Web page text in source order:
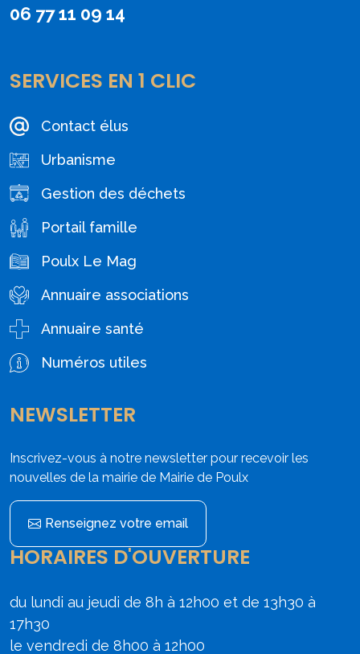
06 77 11 09 14
SERVICES EN 1 CLIC
Contact élus
Urbanisme
Gestion des déchets
Portail famille
Poulx Le Mag
Annuaire associations
Annuaire santé
Numéros utiles
NEWSLETTER
Inscrivez-vous à notre newsletter pour recevoir les
nouvelles de la mairie de Mairie de Poulx
Renseignez votre email
HORAIRES D'OUVERTURE
du lundi au jeudi de 8h à 12h00 et de 13h30 à
17h30
le vendredi de 8h00 à 12h00